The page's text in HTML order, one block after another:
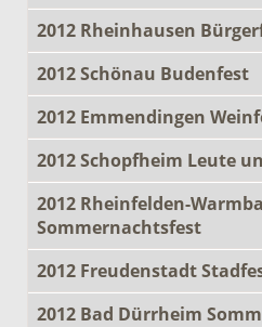
2012 Rheinhausen
2012 Schönau Budenfest
2012 Emmendingen
2012 Schopfheim Leute
2012 Rheinfelden-
Sommernachtsfest
2012 Freudenstadt
2012 Bad Dürrheim